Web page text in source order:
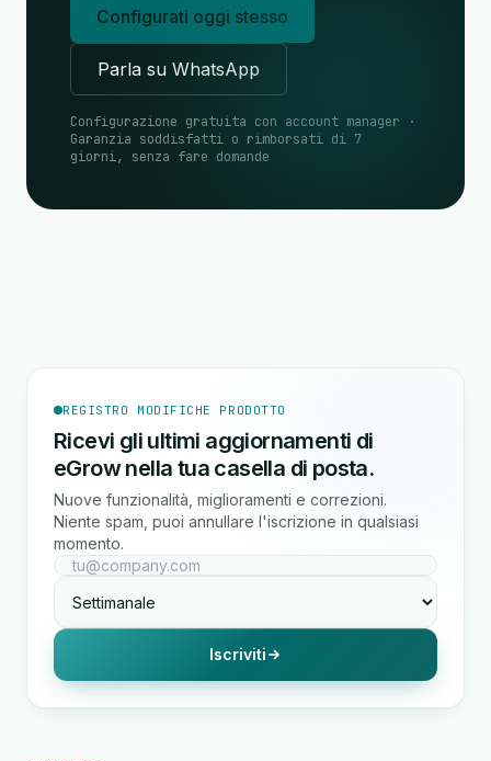
Configurati oggi stesso
Parla su WhatsApp
Configurazione gratuita con account manager ·
Garanzia soddisfatti o rimborsati di 7
giorni, senza fare domande
REGISTRO MODIFICHE PRODOTTO
Ricevi gli ultimi aggiornamenti di
eGrow nella tua casella di posta.
Nuove funzionalità, miglioramenti e correzioni.
Niente spam, puoi annullare l'iscrizione in qualsiasi
momento.
Iscriviti